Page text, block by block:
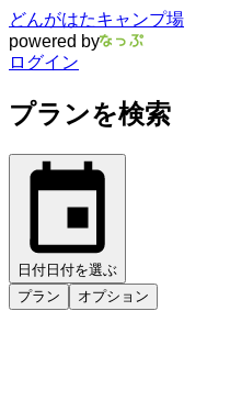
どんがはたキャンプ場
powered by
ログイン
プランを検索
日付 日付を選ぶ
プラン
オプション